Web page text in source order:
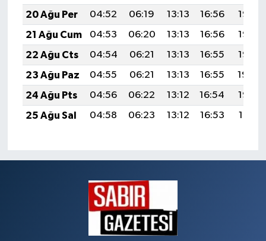
20 Ağu Per
04:52 06:19 13:13 16:56
19:58
21 Ağu Cum
04:53 06:20 13:13 16:56
19:57
22 Ağu Cts
04:54 06:21 13:13 16:55
19:55
23 Ağu Paz
04:55 06:21 13:13 16:55
19:54
24 Ağu Pts
04:56 06:22 13:12 16:54
19:53
25 Ağu Sal
04:58 06:23 13:12 16:53 19:51